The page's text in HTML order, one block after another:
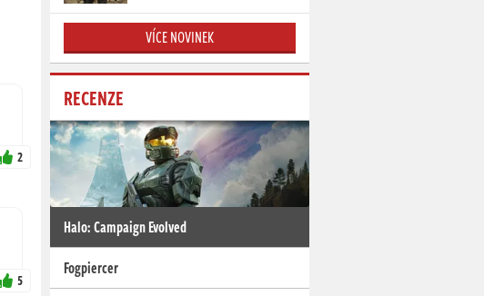
2
5
VÍCE NOVINEK
RECENZE
Halo: Campaign Evolved
Fogpiercer